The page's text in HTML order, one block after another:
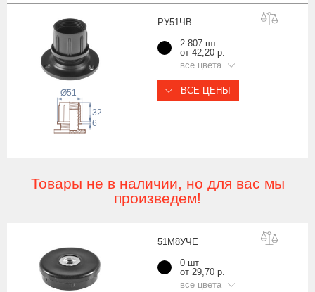
РУ51ЧВ
Ø51
6
32
2 807 шт
от 42,20 р.
все цвета
ВСЕ ЦЕНЫ
Товары не в наличии, но для вас мы
произведем!
51М8УЧЕ
0 шт
от 29,70 р.
все цвета